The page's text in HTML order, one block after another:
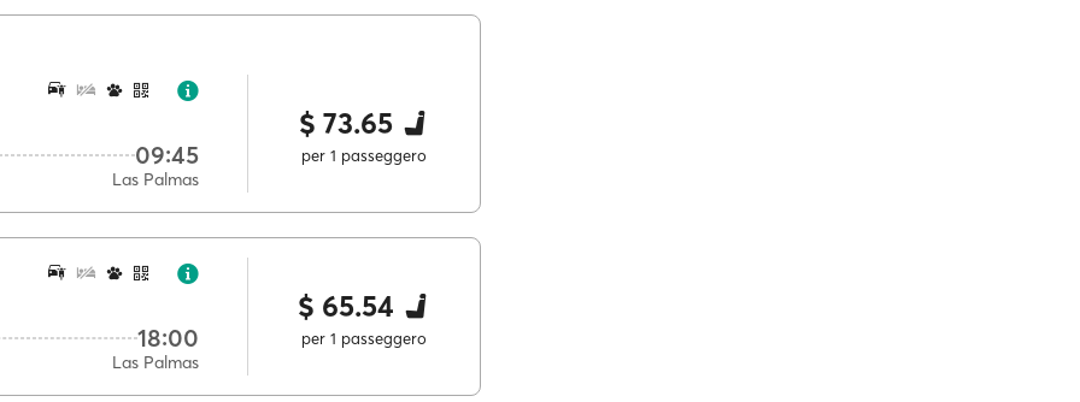
09:45
Las Palmas
$ 73.65
per 1 passeggero
18:00
Las Palmas
$ 65.54
per 1 passeggero